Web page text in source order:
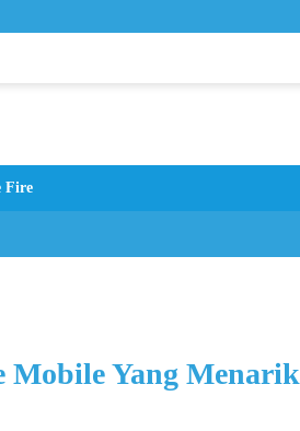
Up Murah di Zona Topup
Fire
Mobile Yang Menarik